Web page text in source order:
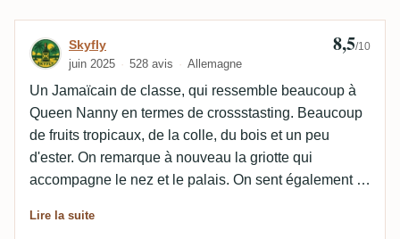
peu de colle.
Avis de Skyfly
Skyfly
juin 2025 528 avis Allemagne
8,5/10
Un Jamaïcain de classe, qui ressemble beaucoup à
Queen Nanny en termes de crossstasting. Beaucoup
de fruits tropicaux, de la colle, du bois et un peu
d'ester. On remarque à nouveau la griotte qui
accompagne le nez et le palais. On sent également le
brûlé. L'alcool est cependant un peu mieux intégré
Lire la suite